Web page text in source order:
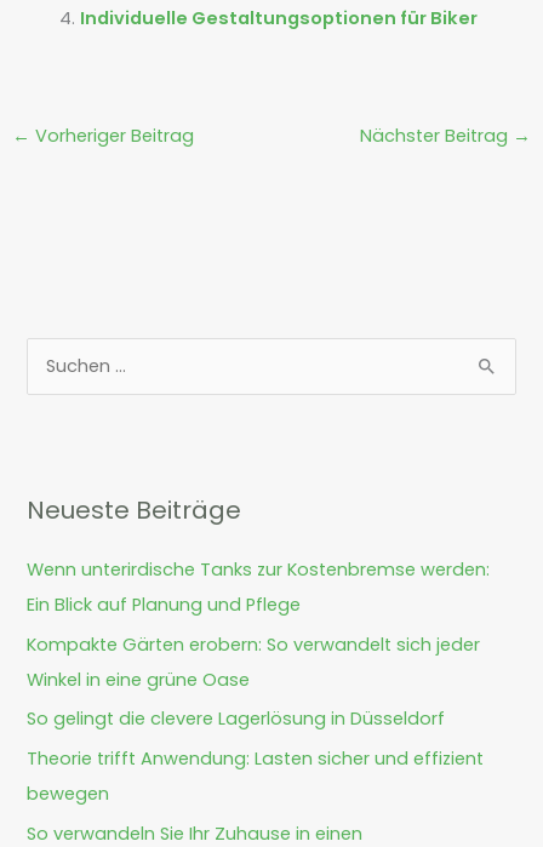
Individuelle Gestaltungsoptionen für Biker
← Vorheriger Beitrag Nächster Beitrag →
e
n
a
c
h
:
Neueste Beiträge
Wenn unterirdische Tanks zur Kostenbremse werden:
Ein Blick auf Planung und Pflege
Kompakte Gärten erobern: So verwandelt sich jeder
Winkel in eine grüne Oase
So gelingt die clevere Lagerlösung in Düsseldorf
Theorie trifft Anwendung: Lasten sicher und effizient
bewegen
So verwandeln Sie Ihr Zuhause in einen